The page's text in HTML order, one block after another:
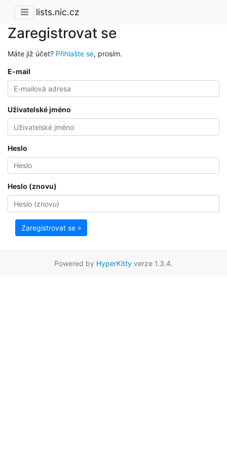
lists.nic.cz
Zaregistrovat se
Máte již účet? Přihlašte se, prosím.
E-mail
Uživatelské jméno
Heslo
Heslo (znovu)
Zaregistrovat se »
Powered by HyperKitty verze 1.3.4.